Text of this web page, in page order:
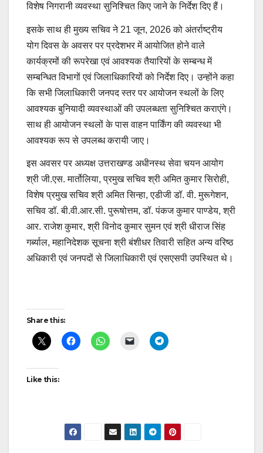
विशेष निगरानी व्यवस्था सुनिश्चित किए जाने के निर्देश दिए हैं।
इसके साथ ही मुख्य सचिव ने 21 जून, 2026 को अंतर्राष्ट्रीय
योग दिवस के अवसर पर प्रदेशभर में आयोजित होने वाले
कार्यक्रमों की रूपरेखा एवं आवश्यक तैयारियों के सम्बन्ध में
सम्बन्धित विभागों एवं जिलाधिकारियों को निर्देश दिए। उन्होंने कहा
कि सभी जिलाधिकारी जनपद स्तर पर आयोजन स्थलों के लिए
आवश्यक बुनियादी व्यवस्थाओं की उपलब्धता सुनिश्चित कराएंगे।
साथ ही आयोजन स्थलों के पास वाहन पार्किंग की व्यवस्था भी
आवश्यक रूप से उपलब्ध करायी जाए।
इस अवसर पर अध्यक्ष उत्तराखण्ड अधीनस्थ सेवा चयन आयोग
श्री जी.एस. मार्तोलिया, प्रमुख सचिव श्री अमित कुमार सिरोही,
विशेष प्रमुख सचिव श्री अमित सिन्हा, एडीजी डॉ. वी. मुरूगेशन,
सचिव डॉ. बी.वी.आर.सी. पुरूषोत्तम, डॉ. पंकज कुमार पाण्डेय, श्री
आर. राजेश कुमार, श्री विनोद कुमार सुमन एवं श्री धीराज सिंह
गर्ब्याल, महानिदेशक सूचना श्री बंशीधर तिवारी सहित अन्य वरिष्ठ
अधिकारी एवं जनपदों से जिलाधिकारी एवं एसएसपी उपस्थित थे।
Post
navigation
Share this:
Like this: